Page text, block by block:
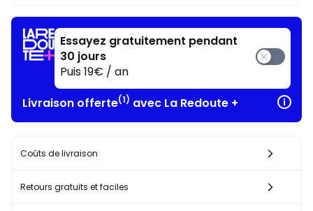
Essayez gratuitement pendant
30 jours
Puis 19€ / an
Livraison offerte(1) avec La Redoute +
Coûts de livraison
Retours gratuits et faciles